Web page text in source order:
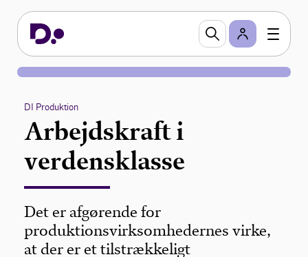
DI Produktion
Arbejdskraft i
verdensklasse
Det er afgørende for
produktionsvirksomhedernes virke,
at der er et tilstrækkeligt